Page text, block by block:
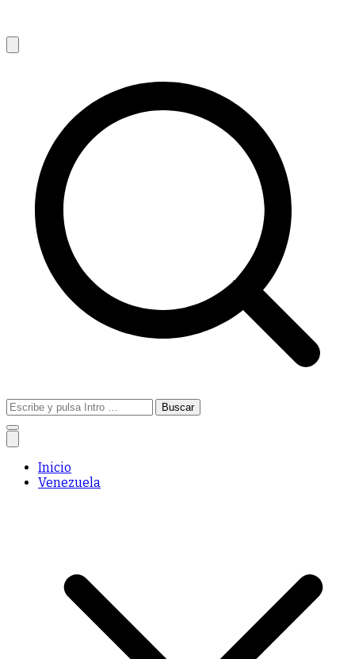
Buscar:
Inicio
Venezuela